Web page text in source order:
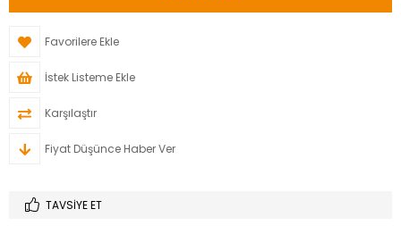
Favorilere Ekle
İstek Listeme Ekle
Karşılaştır
Fiyat Düşünce Haber Ver
TAVSIYE ET